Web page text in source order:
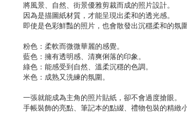
將風景、自然、街景優雅剪裁而成的照片設計。
因為是描圖紙材質，才能呈現出柔和的透光感。
即使是色彩鮮豔的照片，也會散發出沉穩柔和的氛圍
粉色：柔軟而微微華麗的感覺。
藍色：擁有透明感、清爽俐落的印象。
綠色：能感受到自然、溫柔沉穩的色調。
米色：成熟又洗練的氛圍。
一張就能成為主角的照片貼紙，卻不會過度搶眼。
手帳裝飾的亮點、筆記本的點綴、禮物包裝的精緻小